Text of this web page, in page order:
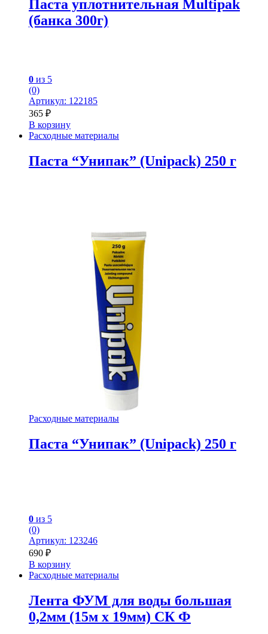
Паста уплотнительная Multipak
(банка 300г)
0 из 5
(0)
Артикул: 122185
365 ₽
В корзину
Расходные материалы
Паста “Унипак” (Unipack) 250 г
Расходные материалы
Паста “Унипак” (Unipack) 250 г
0 из 5
(0)
Артикул: 123246
690 ₽
В корзину
Расходные материалы
Лента ФУМ для воды большая
0,2мм (15м x 19мм) СК Ф